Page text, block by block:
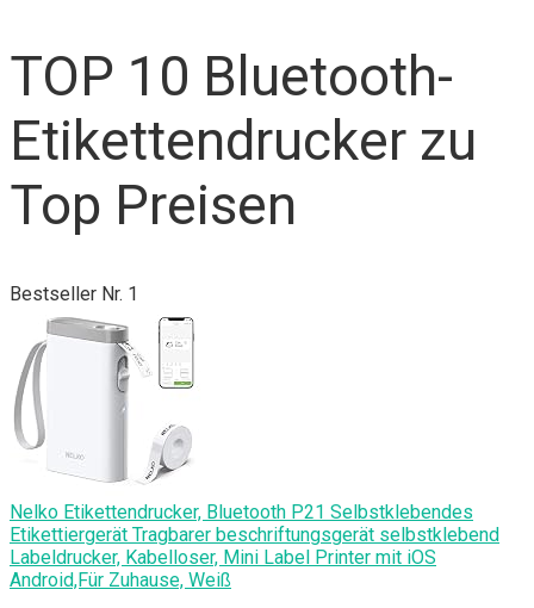
TOP 10 Bluetooth-
Etikettendrucker zu
Top Preisen
Bestseller Nr. 1
Nelko Etikettendrucker, Bluetooth P21 Selbstklebendes
Etikettiergerät Tragbarer beschriftungsgerät selbstklebend
Labeldrucker, Kabelloser, Mini Label Printer mit iOS
Android,Für Zuhause, Weiß